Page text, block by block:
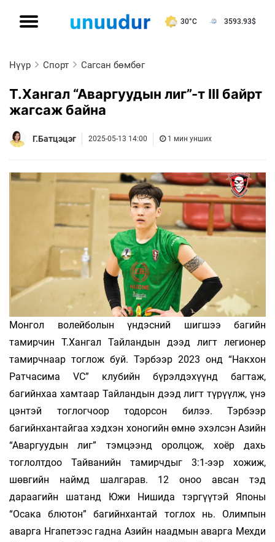
30°C 3593.93$
Нүүр Спорт Сагсан бөмбөг
Т.Хангал “Аваргуудын лиг”-т III байрт
жагсаж байна
Г.Батцэцэг 2025-05-13 14:00 1 мин унших
Монгол волейболын үндэсний шигшээ багийн
тамирчин Т.Хангал Тайландын дээд лигт легионер
тамирчнаар тоглож буй. Тэрбээр 2023 онд “Накхон
Ратчасима VC” клубийн бүрэлдэхүүнд багтаж,
багийнхаа хамтаар Тайландын дээд лигт түрүүлж, үнэ
цэнтэй тоглогчоор тодорсон билээ. Тэрбээр
багийнхантайгаа хэдхэн хоногийн өмнө эхэлсэн Азийн
“Аваргуудын лиг” тэмцээнд оролцож, хоёр дахь
тоглолтдоо Тайванийн тамирчдыг 3:1-ээр хожиж,
шөвгийн наймд шалгарав. 12 оноо авсан тэд
дараагийн шатанд Южи Нишида тэргүүтэй Японы
“Oсака блютон” багийнхантай тоглох нь. Олимпын
аварга Нгапетээс гадна Азийн наадмын аварга Мехди